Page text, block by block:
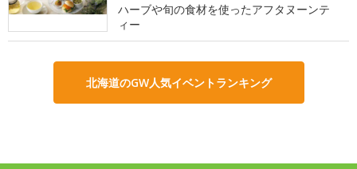
ハーブや旬の食材を使ったアフタヌーンテ
ィー
北海道のGW人気イベントランキング